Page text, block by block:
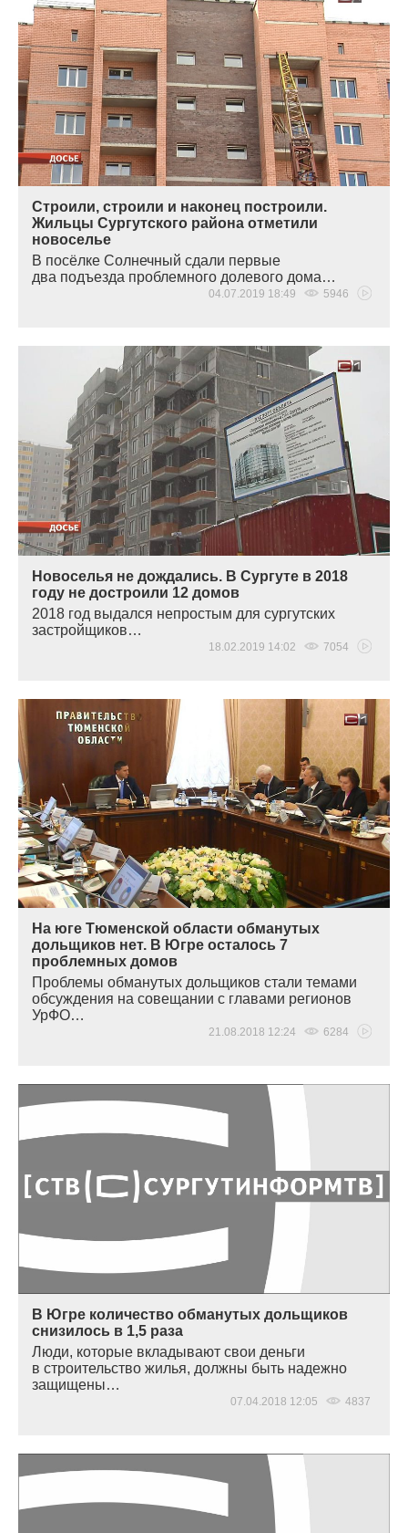
Строили, строили и наконец построили.
Жильцы Сургутского района отметили
новоселье
В посёлке Солнечный сдали первые
два подъезда проблемного долевого дома…
04.07.2019 18:49 5946
Новоселья не дождались. В Сургуте в 2018
году не достроили 12 домов
2018 год выдался непростым для сургутских
застройщиков…
18.02.2019 14:02 7054
На юге Тюменской области обманутых
дольщиков нет. В Югре осталось 7
проблемных домов
Проблемы обманутых дольщиков стали темами
обсуждения на совещании с главами регионов
УрФО…
21.08.2018 12:24 6284
В Югре количество обманутых дольщиков
снизилось в 1,5 раза
Люди, которые вкладывают свои деньги
в строительство жилья, должны быть надежно
защищены…
07.04.2018 12:05 4837